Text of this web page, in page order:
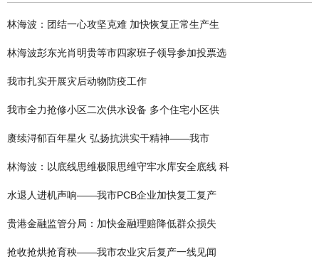
林海波：团结一心攻坚克难 加快恢复正常生产生
林海波彭东光肖明贵等市四家班子领导参加投票选
我市扎实开展灾后动物防疫工作
我市全力抢修小区二次供水设备 多个住宅小区供
赓续浔郁百年星火 弘扬抗洪实干精神——我市
林海波：以底线思维极限思维守牢水库安全底线 科
水退人进机声响——我市PCB企业加快复工复产
贵港金融监管分局：加快金融理赔降低群众损失
抢收抢烘抢育秧——我市农业灾后复产一线见闻